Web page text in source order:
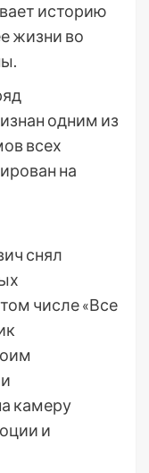
историю
жизни во
одним из
всех
на
снял
числе «Все
камеру
и